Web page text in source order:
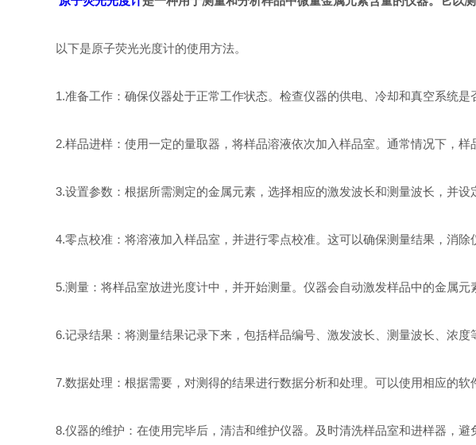
以下是原子荧光光度计的使用方法。
1.准备工作：确保仪器处于正常工作状态。检查仪器的供电、冷却和真空系统是
2.样品进样：使用一定的量取器，将样品溶液依次加入样品室。通常情况下，样
3.设置参数：根据所需测定的金属元素，选择相应的激发波长和测量波长，并设
4.零点校准：将溶液加入样品室，并进行零点校准。这可以确保测量结果，消除
5.测量：将样品室放进光度计中，并开始测量。仪器会自动激发样品中的金属元
6.记录结果：将测量结果记录下来，包括样品编号、激发波长、测量波长、浓度
7.数据处理：根据需要，对测得的结果进行数据分析和处理。可以使用相应的软
8.仪器的维护：在使用完毕后，清洁和维护仪器。及时清洗样品室和进样器，避